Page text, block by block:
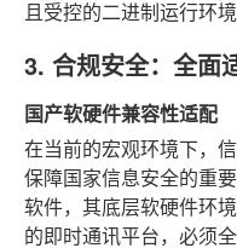
且受控的二进制运行环
3. 合规安全：全面
国产软硬件兼容性适配
在当前的宏观环境下，
保障国家信息安全的重
软件，其底层软硬件环
的即时通讯平台，必须